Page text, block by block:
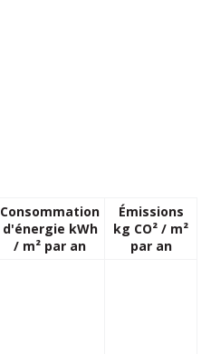
Consommation
d'énergie kWh
/ m² par an
Émissions
kg CO² / m²
par an